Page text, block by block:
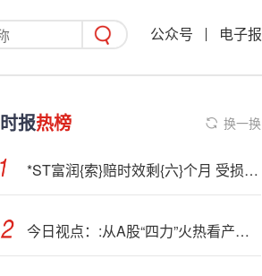
公众号 电子报
时报热榜 换一换
*ST富润{索}赔时效剩{六}个月 受损股民仍可索赔
今日视点：:从A股“四力”火热看产业变革与投资新局